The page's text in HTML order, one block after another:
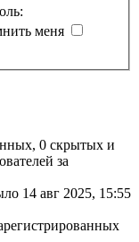
меня
0 скрытых и
за
14 авг 2025, 15:55